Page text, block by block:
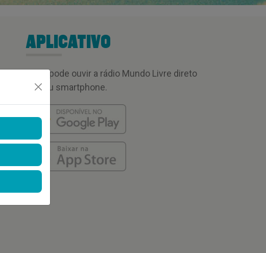
APLICATIVO
Você pode ouvir a rádio Mundo Livre direto
no seu smartphone.